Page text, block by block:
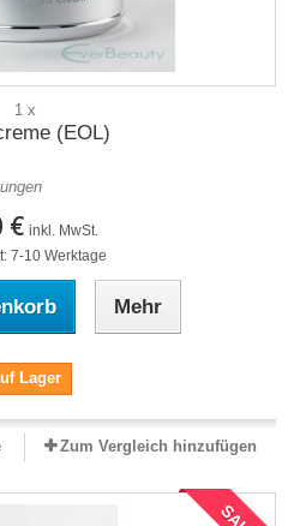
1 x
(EOL)
€ inkl. MwSt.
7-10 Werktage
Mehr
Lager
Zum Vergleich hinzufügen